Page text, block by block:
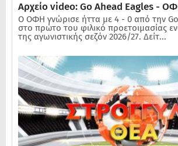
Αρχείο video: Go Ahead Eagles -
Ο ΟΦΗ γνώρισε ήττα με 4 - 0 από την
στο πρώτο του φιλικό προετοιμασίας
της αγωνιστικής σεζόν 2026/27. Δείτ...